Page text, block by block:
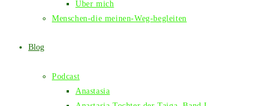
Über mich
Menschen-die meinen-Weg-begleiten
Blog
Podcast
Anastasia